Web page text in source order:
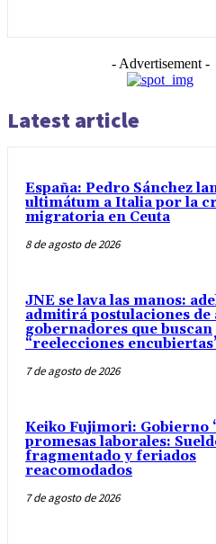
- Advertisement -
Latest article
España: Pedro Sánchez
ultimátum a Italia por la
migratoria en Ceuta
8 de agosto de 2026
JNE se lava las manos:
admitirá postulaciones de
gobernadores que buscan
“reelecciones
7 de agosto de 2026
Keiko Fujimori: Gobierno
promesas laborales:
fragmentado y feriados
reacomodados
7 de agosto de 2026